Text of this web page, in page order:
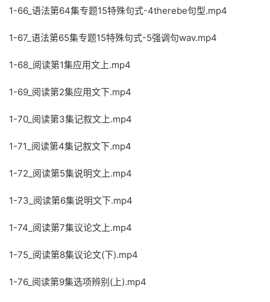
1-66_语法第64集专题15特殊句式-4therebe句型.mp4
1-67_语法第65集专题15特殊句式-5强调句wav.mp4
1-68_阅读第1集应用文上.mp4
1-69_阅读第2集应用文下.mp4
1-70_阅读第3集记叙文上.mp4
1-71_阅读第4集记叙文下.mp4
1-72_阅读第5集说明文上.mp4
1-73_阅读第6集说明文下.mp4
1-74_阅读第7集议论文上.mp4
1-75_阅读第8集议论文(下).mp4
1-76_阅读第9集选项辨别(上).mp4